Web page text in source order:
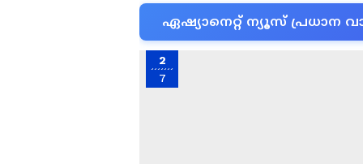
ഏഷ്യാനെറ്റ് ന്യൂസ് പ്രധാന
2
7